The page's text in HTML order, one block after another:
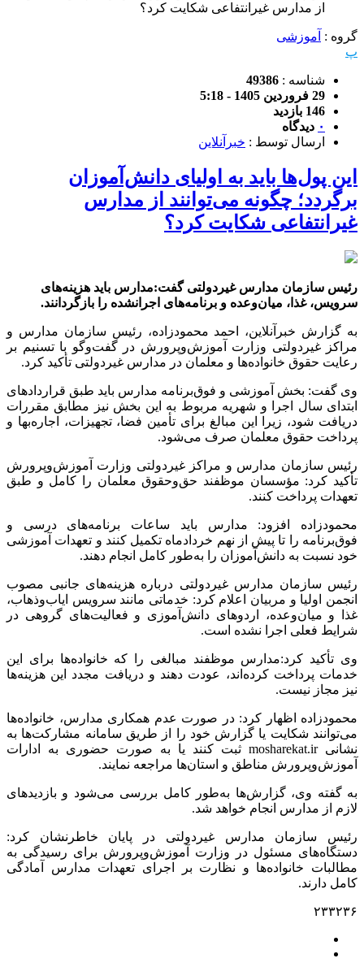
از مدارس غیرانتفاعی شکایت کرد؟
گروه : آموزشی
پ
شناسه : 49386
29 فروردین 1405 - 5:18
146 بازدید
۰ دیدگاه
ارسال توسط : خبرآنلاین
این پول‌ها باید به اولیای دانش‌آموزان
برگردد؛ چگونه می‌توانند از مدارس
غیرانتفاعی شکایت کرد؟
رئیس سازمان مدارس غیردولتی گفت:مدارس باید هزینه‌های
سرویس، غذا، میان‌وعده و برنامه‌های اجرانشده را بازگردانند.
به گزارش خبرآنلاین، احمد محمودزاده، رئیس سازمان مدارس و
مراکز غیردولتی وزارت آموزش‌وپرورش در گفت‌وگو با تسنیم بر
رعایت حقوق خانواده‌ها و معلمان در مدارس غیردولتی تأکید کرد.
وی گفت: بخش آموزشی و فوق‌برنامه مدارس باید طبق قراردادهای
ابتدای سال اجرا و شهریه مربوط به این بخش نیز مطابق مقررات
دریافت شود، زیرا این مبالغ برای تأمین فضا، تجهیزات، اجاره‌بها و
پرداخت حقوق معلمان صرف می‌شود.
رئیس سازمان مدارس و مراکز غیردولتی وزارت آموزش‌وپرورش
تأکید کرد: مؤسسان موظفند حق‌وحقوق معلمان را کامل و طبق
تعهدات پرداخت کنند.
محمودزاده افزود: مدارس باید ساعات برنامه‌های درسی و
فوق‌برنامه را تا پیش از نهم خردادماه تکمیل کنند و تعهدات آموزشی
خود نسبت به دانش‌آموزان را به‌طور کامل انجام دهند.
رئیس سازمان مدارس غیردولتی درباره هزینه‌های جانبی مصوب
انجمن اولیا و مربیان اعلام کرد: خدماتی مانند سرویس ایاب‌وذهاب،
غذا و میان‌وعده، اردوهای دانش‌آموزی و فعالیت‌های گروهی در
شرایط فعلی اجرا نشده است.
وی تأکید کرد:مدارس موظفند مبالغی را که خانواده‌ها برای این
خدمات پرداخت کرده‌اند، عودت دهند و دریافت مجدد این هزینه‌ها
نیز مجاز نیست.
محمودزاده اظهار کرد: در صورت عدم همکاری مدارس، خانواده‌ها
می‌توانند شکایت یا گزارش خود را از طریق سامانه مشارکت‌ها به
نشانی mosharekat.ir ثبت کنند یا به صورت حضوری به ادارات
آموزش‌وپرورش مناطق و استان‌ها مراجعه نمایند.
به گفته وی، گزارش‌ها به‌طور کامل بررسی می‌شود و بازدیدهای
لازم از مدارس انجام خواهد شد.
رئیس سازمان مدارس غیردولتی در پایان خاطرنشان کرد:
دستگاه‌های مسئول در وزارت آموزش‌وپرورش برای رسیدگی به
مطالبات خانواده‌ها و نظارت بر اجرای تعهدات مدارس آمادگی
کامل دارند.
۲۳۳۲۳۶